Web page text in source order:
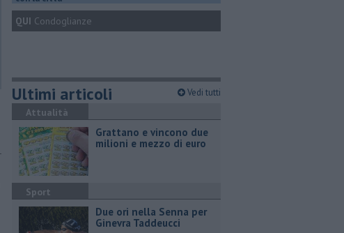
QUI Condoglianze
Ultimi articoli Vedi tutti
Attualità
Grattano e vincono due
milioni e mezzo di euro
Sport
Due ori nella Senna per
Ginevra Taddeucci